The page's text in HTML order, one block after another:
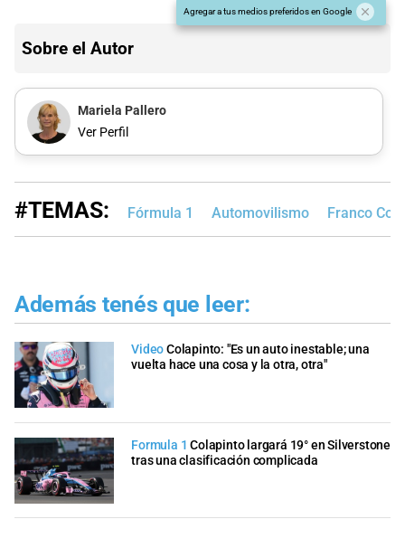
Agregar a tus medios preferidos en Google
Sobre el Autor
Mariela Pallero
Ver Perfil
#TEMAS: Fórmula 1 Automovilismo Franco
Además tenés que leer:
VideoColapinto: "Es un auto inestable; una
vuelta hace una cosa y la otra, otra"
Formula 1 Colapinto largará 19° en Silverstone
tras una clasificación complicada